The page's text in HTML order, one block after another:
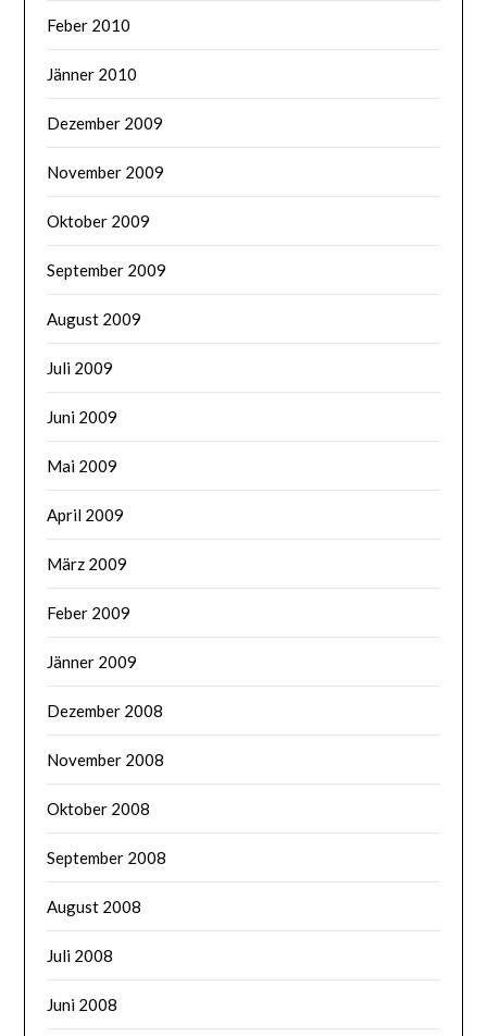
Feber 2010
Jänner 2010
Dezember 2009
November 2009
Oktober 2009
September 2009
August 2009
Juli 2009
Juni 2009
Mai 2009
April 2009
März 2009
Feber 2009
Jänner 2009
Dezember 2008
November 2008
Oktober 2008
September 2008
August 2008
Juli 2008
Juni 2008